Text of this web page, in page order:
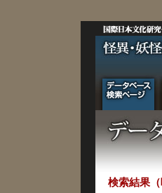
検索結果（